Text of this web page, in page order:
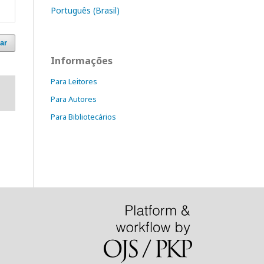
Português (Brasil)
Informações
Para Leitores
Para Autores
Para Bibliotecários